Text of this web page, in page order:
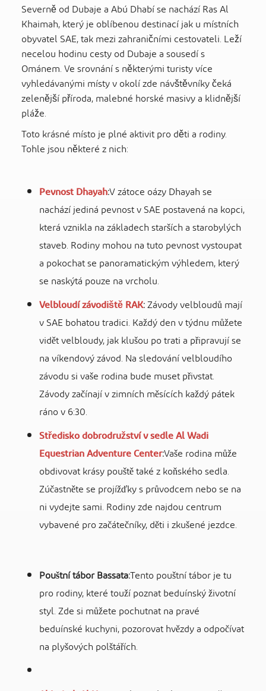
Severně od Dubaje a Abú Dhabí se nachází Ras Al
Khaimah, který je oblíbenou destinací jak u místních
obyvatel SAE, tak mezi zahraničními cestovateli. Leží
necelou hodinu cesty od Dubaje a sousedí s
Ománem. Ve srovnání s některými turisty více
vyhledávanými místy v okolí zde návštěvníky čeká
zelenější příroda, malebné horské masivy a klidnější
pláže.
Toto krásné místo je plné aktivit pro děti a rodiny.
Tohle jsou některé z nich:
Pevnost Dhayah:V zátoce oázy Dhayah se
nachází jediná pevnost v SAE postavená na kopci,
která vznikla na základech starších a starobylých
staveb. Rodiny mohou na tuto pevnost vystoupat
a pokochat se panoramatickým výhledem, který
se naskýtá pouze na vrcholu.
Velbloudí závodiště RAK:Závody velbloudů mají
v SAE bohatou tradici. Každý den v týdnu můžete
vidět velbloudy, jak klušou po trati a připravují se
na víkendový závod. Na sledování velbloudího
závodu si vaše rodina bude muset přivstat.
Závody začínají v zimních měsících každý pátek
ráno v 6:30.
Středisko dobrodružství v sedle Al Wadi
Equestrian Adventure Center:Vaše rodina může
obdivovat krásy pouště také z koňského sedla.
Zúčastněte se projížďky s průvodcem nebo se na
ni vydejte sami. Rodiny zde najdou centrum
vybavené pro začátečníky, děti i zkušené jezdce.
Pouštní tábor Bassata:Tento pouštní tábor je tu
pro rodiny, které touží poznat beduínský životní
styl. Zde si můžete pochutnat na pravé
beduínské kuchyni, pozorovat hvězdy a odpočívat
na plyšových polštářích.